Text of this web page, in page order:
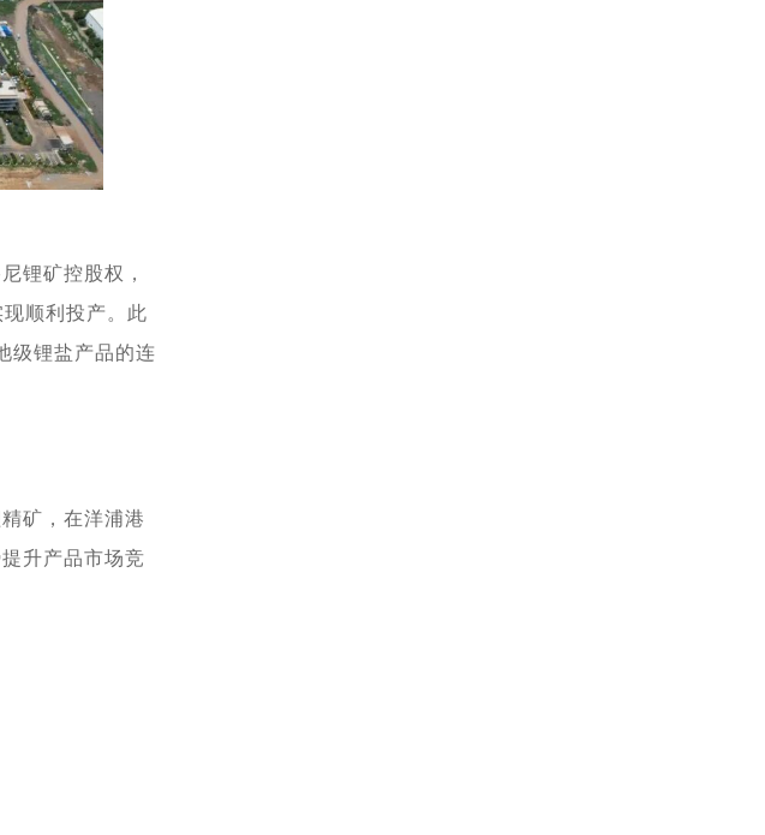
锂矿控股权，
现顺利投产。此
级锂盐产品的连
矿，在洋浦港
升产品市场竞